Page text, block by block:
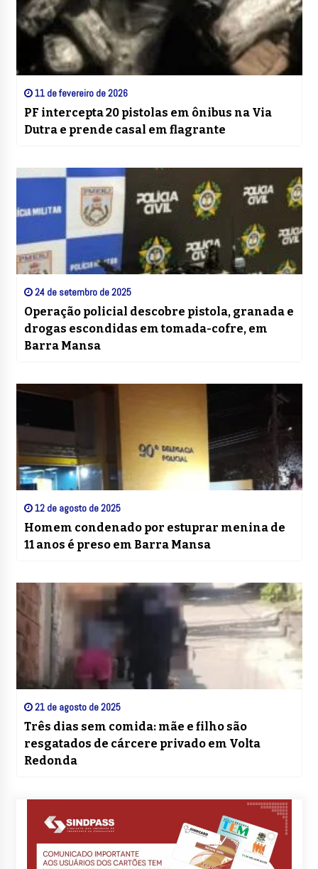
11 de fevereiro de 2026
PF intercepta 20 pistolas em ônibus na Via
Dutra e prende casal em flagrante
24 de setembro de 2025
Operação policial descobre pistola, granada e
drogas escondidas em tomada-cofre, em
Barra Mansa
12 de agosto de 2025
Homem condenado por estuprar menina de
11 anos é preso em Barra Mansa
21 de agosto de 2025
Três dias sem comida: mãe e filho são
resgatados de cárcere privado em Volta
Redonda